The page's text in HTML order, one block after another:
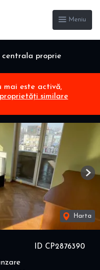
Meniu
centrala proprie
mai este activă,
similare
ID CP2876390
Harta